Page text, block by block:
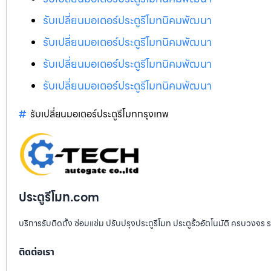
รับเปลี่ยนมอเตอร์ประตูรีโมทนิคมพัฒนา
รับเปลี่ยนมอเตอร์ประตูรีโมทนิคมพัฒนา
รับเปลี่ยนมอเตอร์ประตูรีโมทนิคมพัฒนา
รับเปลี่ยนมอเตอร์ประตูรีโมทนิคมพัฒนา
รับเปลี่ยนมอเตอร์ประตูรีโมทกรุงเทพ
ประตูรีโมท.com
บริการรับติดตั้ง ซ่อมแซ่ม ปรับปรุงประตูรีโมท ประตูรั้วอัตโนมัติ ครบวงจร
ติดต่อเรา